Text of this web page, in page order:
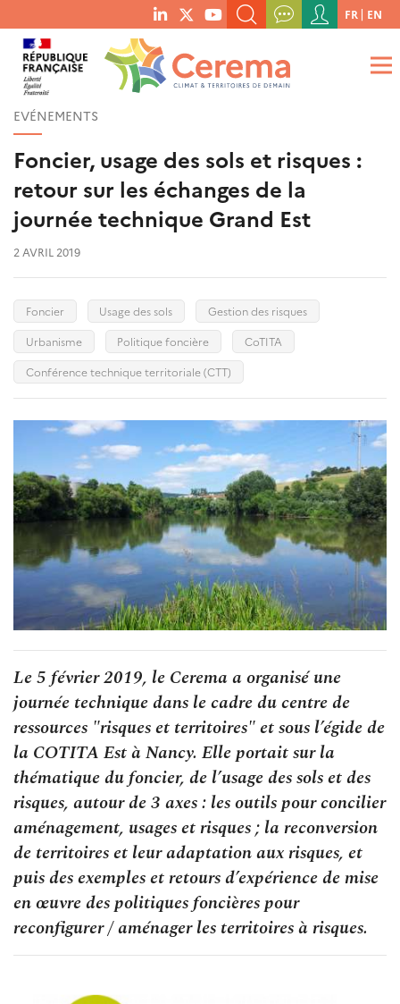
menu
social
links
RECHERCHER UN MOT-CLÉ, UNE PUBLICATION, ETC.
QUE RECHERCHEZ-VOUS ?
Menu
du
compte
de
FR EN
EVÉNEMENTS
Foncier, usage des sols et risques :
retour sur les échanges de la
journée technique Grand Est
2 AVRIL 2019
Foncier Usage des sols
Gestion des risques
Urbanisme
Politique foncière
CoTITA
Conférence technique territoriale (CTT)
Le 5 février 2019, le Cerema a organisé une
journée technique dans le cadre du centre de
ressources "risques et territoires" et sous l’égide de
la COTITA Est à Nancy. Elle portait sur la
thématique du foncier, de l’usage des sols et des
risques, autour de 3 axes : les outils pour concilier
aménagement, usages et risques ; la reconversion
de territoires et leur adaptation aux risques, et
puis des exemples et retours d’expérience de mise
en œuvre des politiques foncières pour
reconfigurer / aménager les territoires à risques.